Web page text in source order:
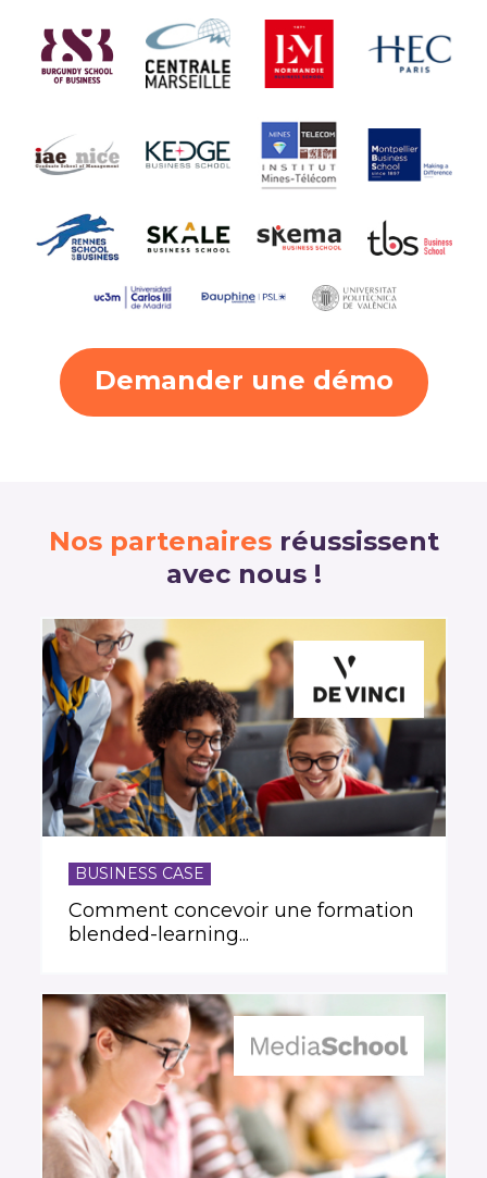
Demander une démo
Nos partenaires réussissent
avec nous !
BUSINESS CASE
Comment concevoir une formation
blended-learning...